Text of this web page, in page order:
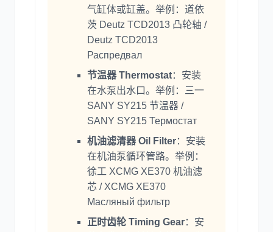
气缸体或缸盖。举例：道依
茨 Deutz TCD2013 凸轮轴 /
Deutz TCD2013
Распредвал
节温器 Thermostat：安装
在水泵出水口。举例：三一
SANY SY215 节温器 /
SANY SY215 Термостат
机油滤清器 Oil Filter：安装
在机油泵循环管路。举例：
徐工 XCMG XE370 机油滤
芯 / XCMG XE370
Масляный фильтр
正时齿轮 Timing Gear：安